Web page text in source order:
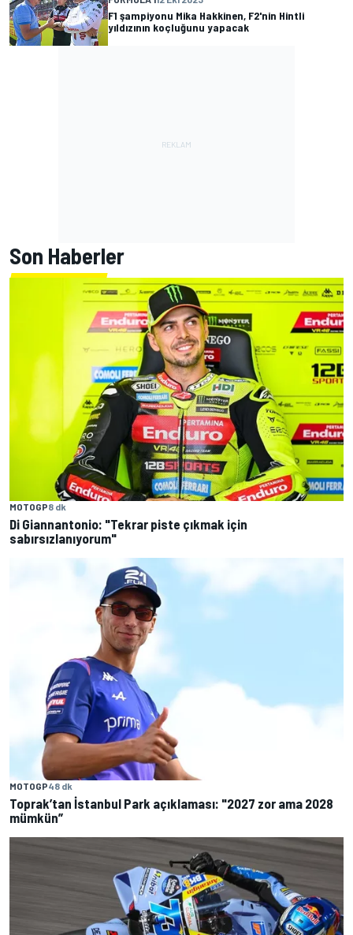
F1 şampiyonu Mika Hakkinen, F2'nin Hintli
yıldızının koçluğunu yapacak
Son Haberler
MOTOGP8 dk
Di Giannantonio: "Tekrar piste çıkmak için
sabırsızlanıyorum"
MOTOGP48 dk
Toprak’tan İstanbul Park açıklaması: "2027 zor ama 2028
mümkün”